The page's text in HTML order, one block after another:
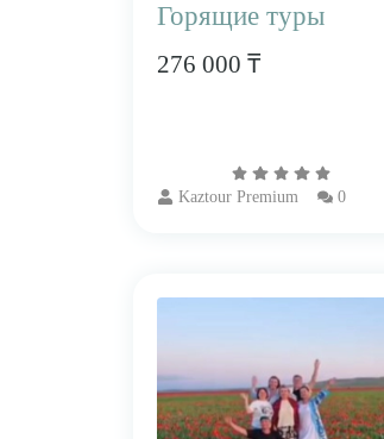
Горящие туры
276 000 ₸
Kaztour Premium 0